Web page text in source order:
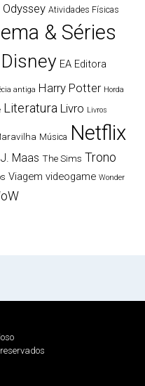
Odyssey Atividades Físicas
& Séries
Disney EA Editora
antiga Harry Potter Horda
Literatura Livro Livros
Música Netflix
Maas The Sims Trono
Viagem videogame Wonder